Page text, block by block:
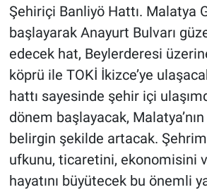
Şehiriçi Banliyö Hattı. Malatya
başlayarak Anayurt Bulvarı
edecek hat, Beylerderesi
köprü ile TOKİ İkizce’ye
hattı sayesinde şehir içi
dönem başlayacak,
belirgin şekilde artacak.
ufkunu, ticaretini, ekonomisini
hayatını büyütecek bu önemli